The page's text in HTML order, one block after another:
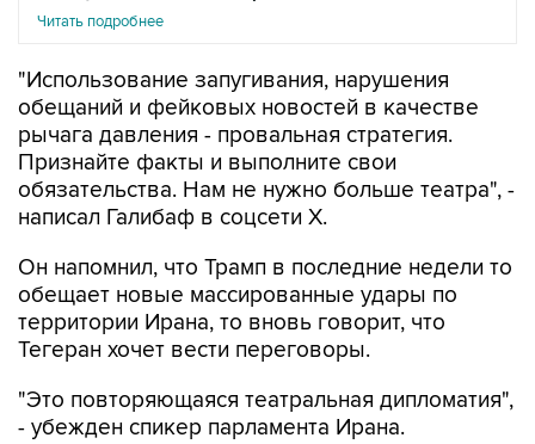
Читать подробнее
"Использование запугивания, нарушения
обещаний и фейковых новостей в качестве
рычага давления - провальная стратегия.
Признайте факты и выполните свои
обязательства. Нам не нужно больше театра", -
написал Галибаф в соцсети X.
Он напомнил, что Трамп в последние недели то
обещает новые массированные удары по
территории Ирана, то вновь говорит, что
Тегеран хочет вести переговоры.
"Это повторяющаяся театральная дипломатия",
- убежден спикер парламента Ирана.